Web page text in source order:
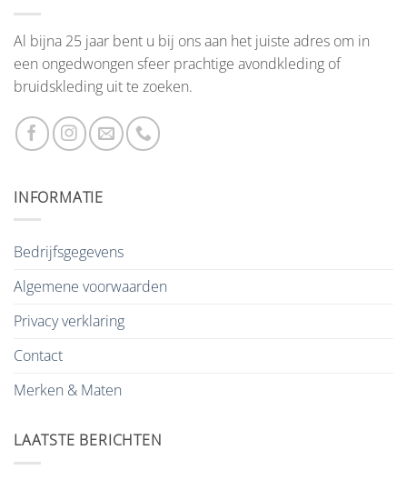
Al bijna 25 jaar bent u bij ons aan het juiste adres om in
een ongedwongen sfeer prachtige avondkleding of
bruidskleding uit te zoeken.
INFORMATIE
Bedrijfsgegevens
Algemene voorwaarden
Privacy verklaring
Contact
Merken & Maten
LAATSTE BERICHTEN